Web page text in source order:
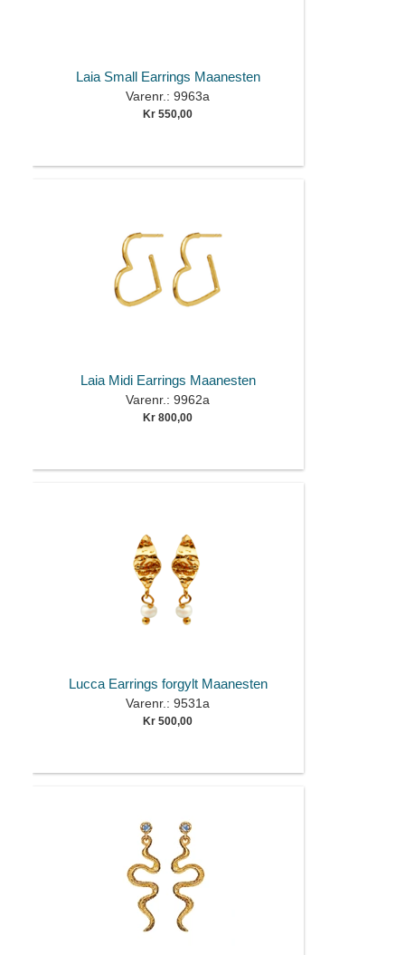
Laia Small Earrings Maanesten
Varenr.: 9963a
Kr 550,00
Laia Midi Earrings Maanesten
Varenr.: 9962a
Kr 800,00
Lucca Earrings forgylt Maanesten
Varenr.: 9531a
Kr 500,00